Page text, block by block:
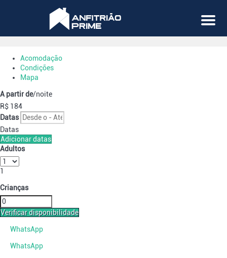
Menu
Acomodação
Condições
Mapa
A partir de/noite
R$ 184
Datas
Datas
Adicionar datas
Adultos
1
Crianças
Verificar disponibilidade
WhatsApp
WhatsApp